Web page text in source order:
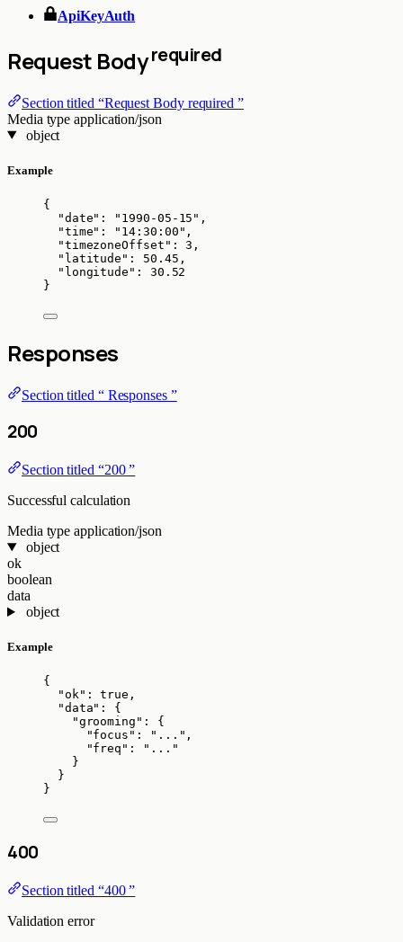
ApiKeyAuth
Request Bodyrequired
Section titled “Request Body required ”
Media type application/json
object
Example
{
"date" : " 1990-05-15 " ,
"time" : " 14:30:00 " ,
"timezoneOffset" : 3 ,
"latitude" : 50.45 ,
"longitude" : 30.52
}
Responses
Section titled “ Responses ”
200
Section titled “200 ”
Successful calculation
Media type application/json
object
ok
boolean
data
object
Example
{
"ok" : true ,
"data" : {
"grooming" : {
"focus" : " ... " ,
"freq" : " ... "
}
}
}
400
Section titled “400 ”
Validation error